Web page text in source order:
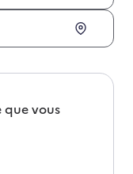
que vous